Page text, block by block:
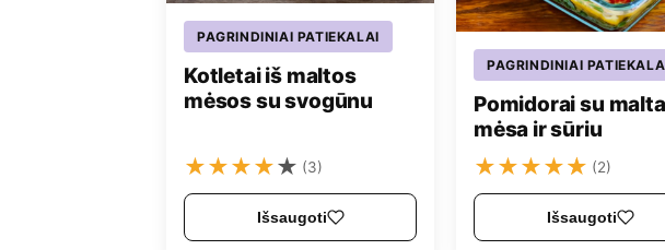
PAGRINDINIAI PATIEKALAI
Kotletai iš maltos
mėsos su svogūnu
★★★★★ (3)
Išsaugoti
PAGRINDINIAI
Pomidorai su malta
mėsa ir sūriu
★★★★★ (2)
Išsaugoti